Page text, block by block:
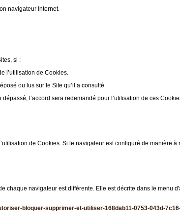
navigateur Internet.
si :
l’utilisation de Cookies.
ou lus sur le Site qu’il a consulté.
l’accord sera redemandé pour l’utilisation de ces
de Cookies. Si le navigateur est configuré de manière à
chaque navigateur est différente. Elle est décrite dans le menu
bloquer-supprimer-et-utiliser-168dab11-0753-043d-